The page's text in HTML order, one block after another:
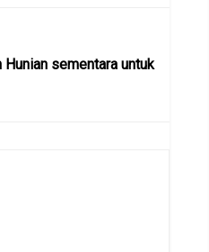
Hunian sementara untuk